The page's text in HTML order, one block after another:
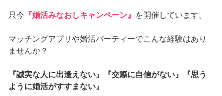
只今 『婚活みなおしキャンペーン』 を開催しています。
マッチングアプリや婚活パーティーでこんな経験はあり
ませんか？
『誠実な人に出逢えない』『交際に自信がない』『思う
ように婚活がすすまない』